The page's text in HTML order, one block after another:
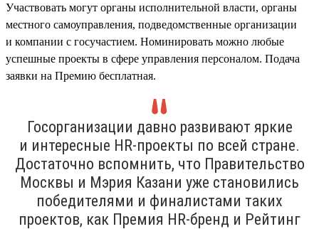
Участвовать могут органы исполнительной власти, органы
местного самоуправления, подведомственные организации
и компании с госучастием. Номинировать можно любые
успешные проекты в сфере управления персоналом. Подача
заявки на Премию бесплатная.
Госорганизации давно развивают яркие
и интересные HR-проекты по всей стране.
Достаточно вспомнить, что Правительство
Москвы и Мэрия Казани уже становились
победителями и финалистами таких
проектов, как Премия HR-бренд и Рейтинг